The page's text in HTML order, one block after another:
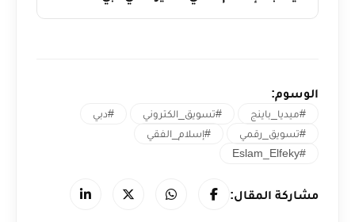
الوسوم:
#ميديا_باينج #تسويق_الكتروني
#دبي
#تسويق_رقمي
#إسلام_الفقي
#Eslam_Elfeky
مشاركة المقال: